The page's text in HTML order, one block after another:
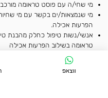
מי שחי/ה עם פוסט טראומה
מי שנמצאות/ים בקשר עם מי
הפרעות אכילה.
אנשי/נשות טיפול כחלק מהבנת
טראומה בשילוב הפרעות אכילה
אורך ההרצאה: שעתיים.
ווצאפ